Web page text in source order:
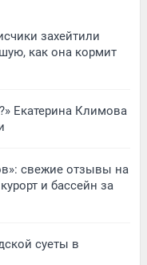
захейтили
как она кормит
Екатерина Климова
свежие отзывы на
и бассейн за
суеты в